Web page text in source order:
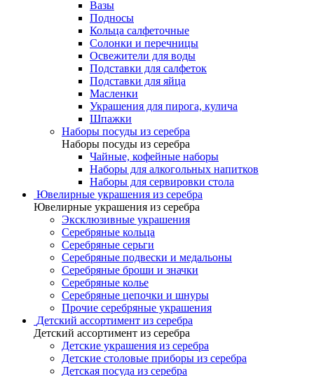
Вазы
Подносы
Кольца салфеточные
Солонки и перечницы
Освежители для воды
Подставки для салфеток
Подставки для яйца
Масленки
Украшения для пирога, кулича
Шпажки
Наборы посуды из серебра
Наборы посуды из серебра
Чайные, кофейные наборы
Наборы для алкогольных напитков
Наборы для сервировки стола
Ювелирные украшения из серебра
Ювелирные украшения из серебра
Эксклюзивные украшения
Серебряные кольца
Серебряные серьги
Серебряные подвески и медальоны
Серебряные броши и значки
Серебряные колье
Серебряные цепочки и шнуры
Прочие серебряные украшения
Детский ассортимент из серебра
Детский ассортимент из серебра
Детские украшения из серебра
Детские столовые приборы из серебра
Детская посуда из серебра